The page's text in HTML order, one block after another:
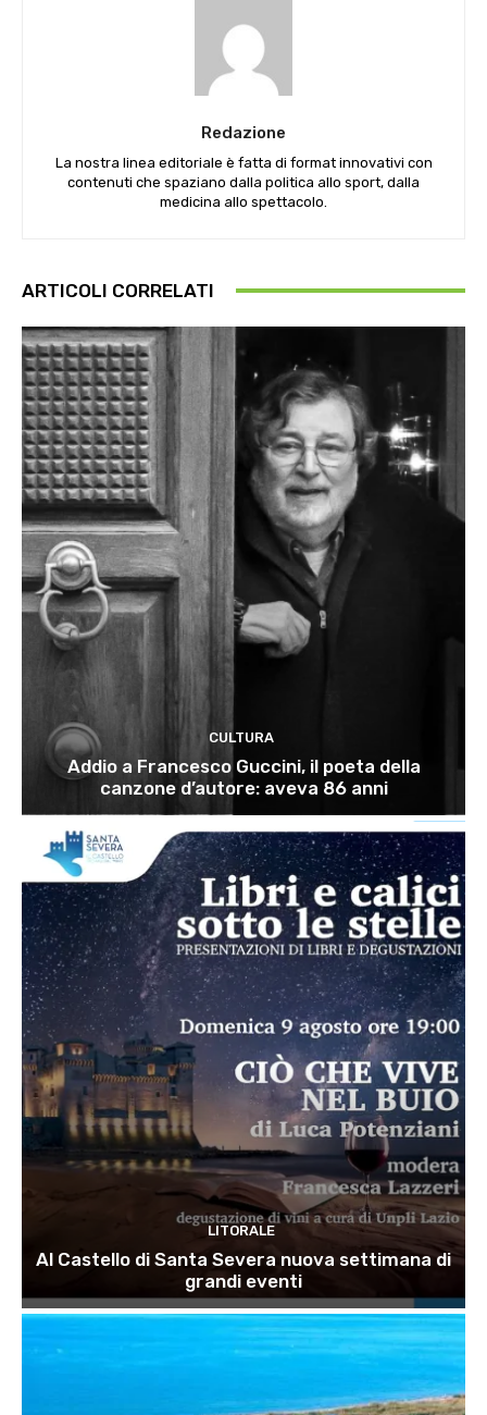
Redazione
La nostra linea editoriale è fatta di format innovativi con
contenuti che spaziano dalla politica allo sport, dalla
medicina allo spettacolo.
ARTICOLI CORRELATI
CULTURA
Addio a Francesco Guccini, il poeta della
canzone d’autore: aveva 86 anni
LITORALE
Al Castello di Santa Severa nuova settimana di
grandi eventi